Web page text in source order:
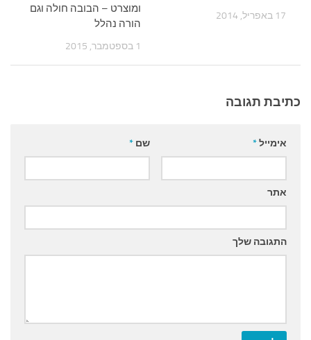
ומוצרט – הבובה חולה וגם
הורה נהלל
1 בספטמבר, 2015
17 באפריל, 2014
כתיבת תגובה
שם * אימייל*
אתר
התגובה שלך